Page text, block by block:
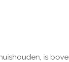
is